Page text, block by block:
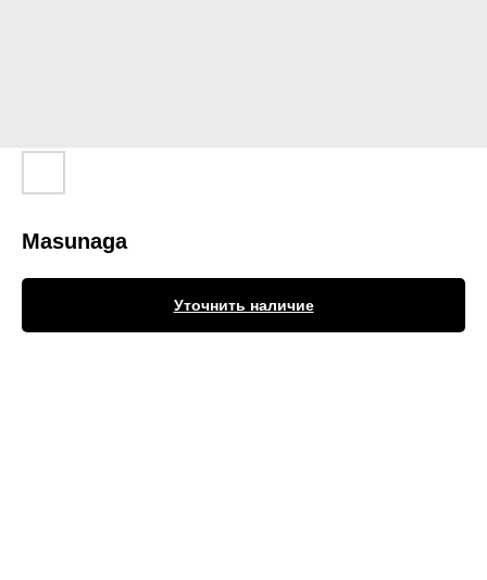
Masunaga
Уточнить наличие